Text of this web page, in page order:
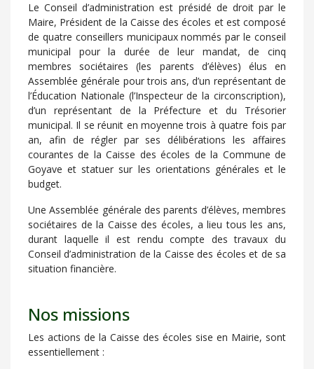
Le Conseil d’administration est présidé de droit par le
Maire, Président de la Caisse des écoles et est composé
de quatre conseillers municipaux nommés par le conseil
municipal pour la durée de leur mandat, de cinq
membres sociétaires (les parents d’élèves) élus en
Assemblée générale pour trois ans, d’un représentant de
l’Éducation Nationale (l’Inspecteur de la circonscription),
d’un représentant de la Préfecture et du Trésorier
municipal. Il se réunit en moyenne trois à quatre fois par
an, afin de régler par ses délibérations les affaires
courantes de la Caisse des écoles de la Commune de
Goyave et statuer sur les orientations générales et le
budget.
Une Assemblée générale des parents d’élèves, membres
sociétaires de la Caisse des écoles, a lieu tous les ans,
durant laquelle il est rendu compte des travaux du
Conseil d’administration de la Caisse des écoles et de sa
situation financière.
Nos missions
Les actions de la Caisse des écoles sise en Mairie, sont
essentiellement :